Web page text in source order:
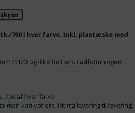
stk./700 i hver farve. Inkl. plastæske med
(11/0) og ikke helt ens i udformningen.
700 af hver farve
men kan variere lidt fra levering til levering.